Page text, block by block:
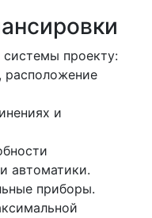
системы проекту:
расположение
и
автоматики.
приборы.